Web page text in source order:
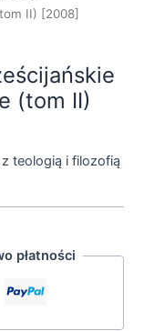
II) [2008]
(tom II)
teologią i filozofią
płatności